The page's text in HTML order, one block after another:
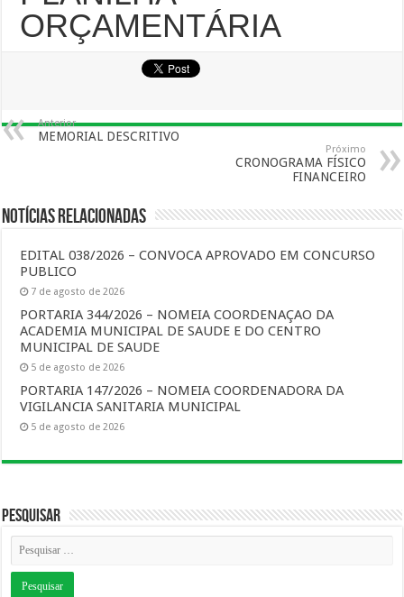
ORÇAMENTÁRIA
Anterior
MEMORIAL DESCRITIVO
Próximo
CRONOGRAMA FÍSICO
FINANCEIRO
Notícias Relacionadas
EDITAL 038/2026 – CONVOCA APROVADO EM CONCURSO
PUBLICO
7 de agosto de 2026
PORTARIA 344/2026 – NOMEIA COORDENAÇAO DA
ACADEMIA MUNICIPAL DE SAUDE E DO CENTRO
MUNICIPAL DE SAUDE
5 de agosto de 2026
PORTARIA 147/2026 – NOMEIA COORDENADORA DA
VIGILANCIA SANITARIA MUNICIPAL
5 de agosto de 2026
Pesquisar